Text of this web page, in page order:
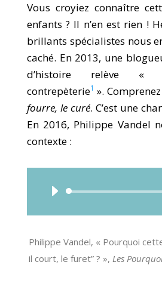
Vous croyiez connaître
enfants ? Il n’en est rien !
brillants spécialistes nous
caché. En 2013, une
d’histoire relève «
contrepèterie1 ».
fourre, le curé. C’est une
En 2016, Philippe Vandel
contexte :
Philippe Vandel, « Pourquoi
il court, le furet” ? »,Les